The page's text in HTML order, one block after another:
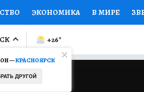
ЭКОНОМИКА В МИРЕ
НАЦИОНАЛЬНЫЕ
МИР Я ЗНАЮ СЕМЬЯ
СЕРИАЛЫ
—КРАСНОЯРСК
ДРУГОЙ
+26°